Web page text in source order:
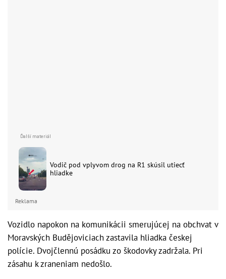
Vodič pod vplyvom drog na R1 skúsil utiecť
hliadke
Reklama
Vozidlo napokon na komunikácii smerujúcej na obchvat v
Moravských Budějoviciach zastavila hliadka českej
polície. Dvojčlennú posádku zo škodovky zadržala. Pri
zásahu k zraneniam nedošlo.